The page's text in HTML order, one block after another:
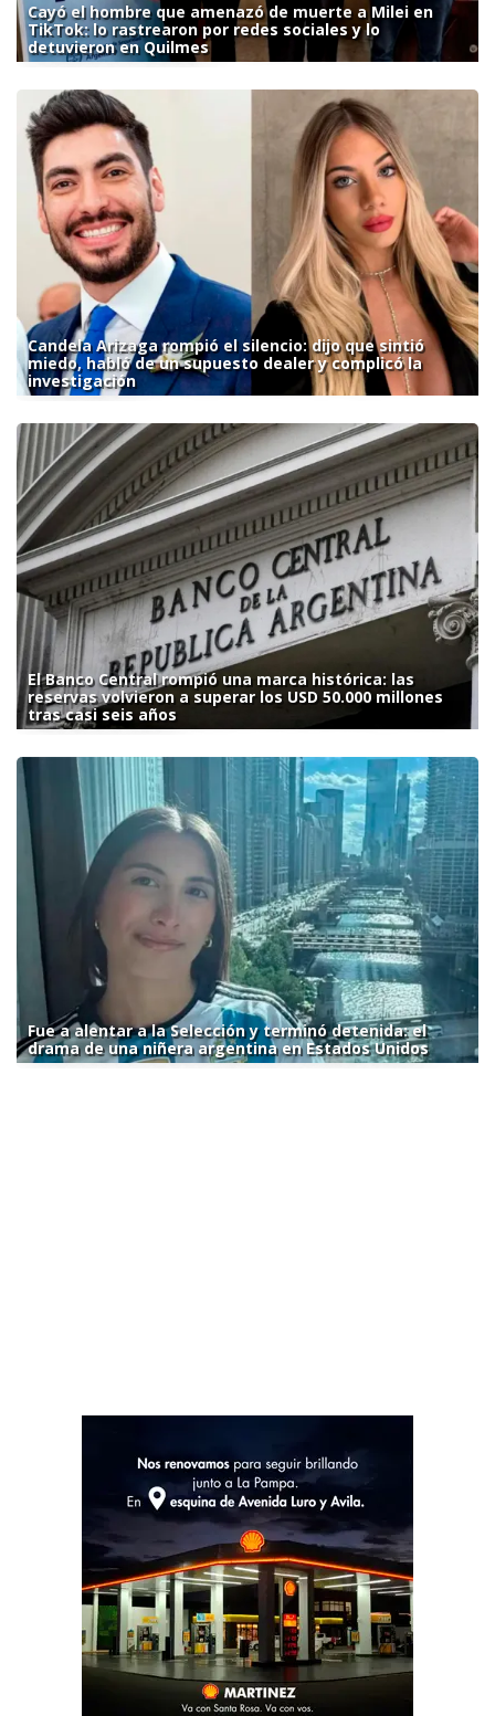
Cayó el hombre que amenazó de muerte a Milei en
TikTok: lo rastrearon por redes sociales y lo
detuvieron en Quilmes
Candela Arizaga rompió el silencio: dijo que sintió
miedo, habló de un supuesto dealer y complicó la
investigación
El Banco Central rompió una marca histórica: las
reservas volvieron a superar los USD 50.000 millones
tras casi seis años
Fue a alentar a la Selección y terminó detenida: el
drama de una niñera argentina en Estados Unidos